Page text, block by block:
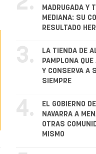
MADRUGADA Y
MEDIANA: SU
RESULTADO
3.
LA TIENDA DE
PAMPLONA
Y CONSERVA A
SIEMPRE
4.
EL GOBIERNO
NAVARRA A
OTRAS
MISMO